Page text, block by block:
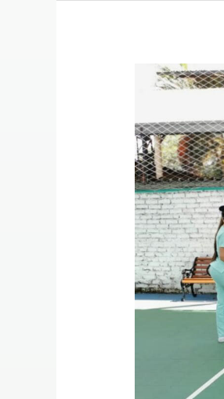
Disfrazaton
2021